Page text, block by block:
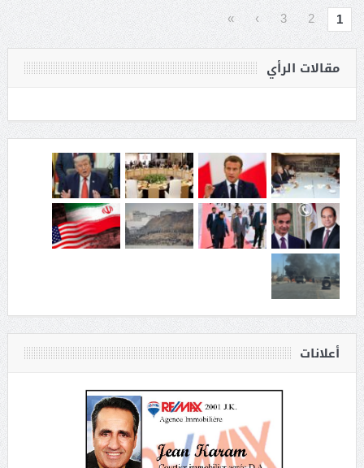
1
2
3
›
»
مقالات الرأي
أعلانات